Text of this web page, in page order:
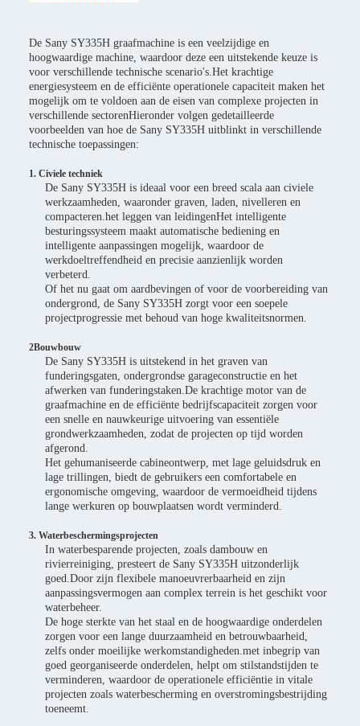
De Sany SY335H graafmachine is een veelzijdige en
hoogwaardige machine, waardoor deze een uitstekende keuze is
voor verschillende technische scenario's.Het krachtige
energiesysteem en de efficiënte operationele capaciteit maken het
mogelijk om te voldoen aan de eisen van complexe projecten in
verschillende sectorenHieronder volgen gedetailleerde
voorbeelden van hoe de Sany SY335H uitblinkt in verschillende
technische toepassingen:
1. Civiele techniek
De Sany SY335H is ideaal voor een breed scala aan civiele
werkzaamheden, waaronder graven, laden, nivelleren en
compacteren.het leggen van leidingenHet intelligente
besturingssysteem maakt automatische bediening en
intelligente aanpassingen mogelijk, waardoor de
werkdoeltreffendheid en precisie aanzienlijk worden
verbeterd.
Of het nu gaat om aardbevingen of voor de voorbereiding van
ondergrond, de Sany SY335H zorgt voor een soepele
projectprogressie met behoud van hoge kwaliteitsnormen.
2Bouwbouw
De Sany SY335H is uitstekend in het graven van
funderingsgaten, ondergrondse garageconstructie en het
afwerken van funderingstaken.De krachtige motor van de
graafmachine en de efficiënte bedrijfscapaciteit zorgen voor
een snelle en nauwkeurige uitvoering van essentiële
grondwerkzaamheden, zodat de projecten op tijd worden
afgerond.
Het gehumaniseerde cabineontwerp, met lage geluidsdruk en
lage trillingen, biedt de gebruikers een comfortabele en
ergonomische omgeving, waardoor de vermoeidheid tijdens
lange werkuren op bouwplaatsen wordt verminderd.
3. Waterbeschermingsprojecten
In waterbesparende projecten, zoals dambouw en
rivierreiniging, presteert de Sany SY335H uitzonderlijk
goed.Door zijn flexibele manoeuvrerbaarheid en zijn
aanpassingsvermogen aan complex terrein is het geschikt voor
waterbeheer.
De hoge sterkte van het staal en de hoogwaardige onderdelen
zorgen voor een lange duurzaamheid en betrouwbaarheid,
zelfs onder moeilijke werkomstandigheden.met inbegrip van
goed georganiseerde onderdelen, helpt om stilstandstijden te
verminderen, waardoor de operationele efficiëntie in vitale
projecten zoals waterbescherming en overstromingsbestrijding
toeneemt.